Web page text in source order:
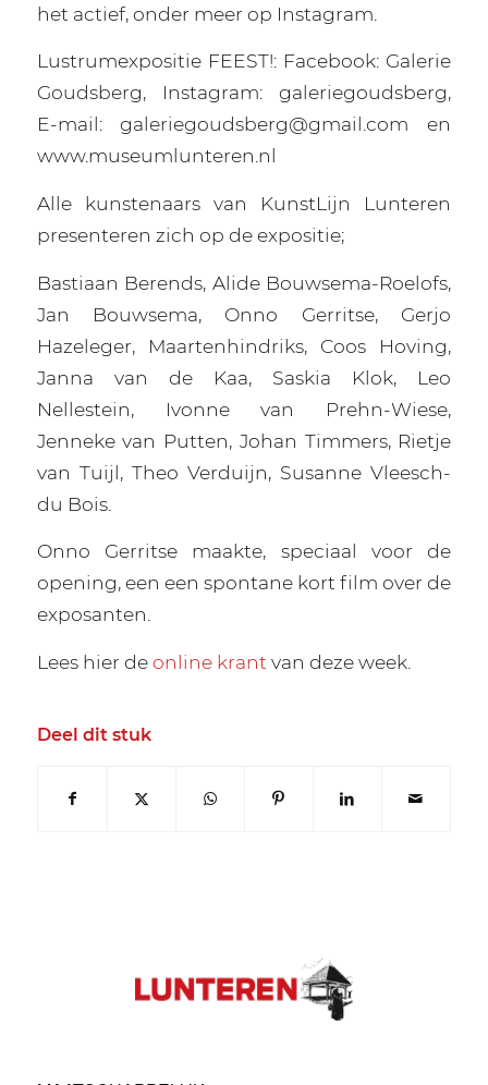
het actief, onder meer op Instagram.
Lustrumexpositie FEEST!: Facebook: Galerie
Goudsberg, Instagram: galeriegoudsberg,
E-mail: galeriegoudsberg@gmail.com en
www.museumlunteren.nl
Alle kunstenaars van KunstLijn Lunteren
presenteren zich op de expositie;
Bastiaan Berends, Alide Bouwsema-Roelofs,
Jan Bouwsema, Onno Gerritse, Gerjo
Hazeleger, Maartenhindriks, Coos Hoving,
Janna van de Kaa, Saskia Klok, Leo
Nellestein, Ivonne van Prehn-Wiese,
Jenneke van Putten, Johan Timmers, Rietje
van Tuijl, Theo Verduijn, Susanne Vleesch-
du Bois.
Onno Gerritse maakte, speciaal voor de
opening, een een spontane kort film over de
exposanten.
Lees hier deonline krant van deze week.
Deel dit stuk